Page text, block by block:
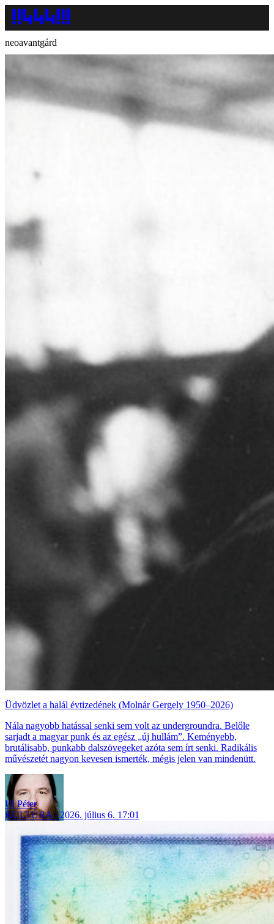
neoavantgárd
Üdvözlet a halál évtizedének (Molnár Gergely 1950–2026)
Nála nagyobb hatással senki sem volt az undergroundra. Belőle
sarjadt a magyar punk és az egész „új hullám”. Keményebb,
brutálisabb, punkabb dalszövegeket azóta sem írt senki. Radikális
művészetét nagyon kevesen ismerték, mégis jelen van mindenütt.
Uj Péter
KULTÚRA
2026. július 6. 17:01